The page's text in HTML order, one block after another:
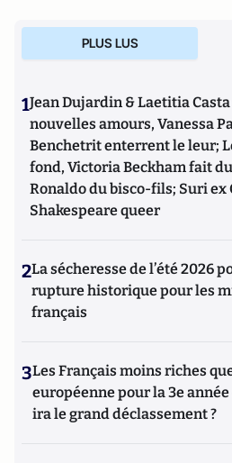
PLUS LUS
1Jean Dujardin & Laetitia
nouvelles amours, Vanessa
Benchetrit enterrent le leur;
fond, Victoria Beckham fait
Ronaldo du bisco-fils; Suri ex
Shakespeare queer
2La sécheresse de l’été 2026
rupture historique pour les
français
3Les Français moins riches
européenne pour la 3e
ira le grand déclassement ?